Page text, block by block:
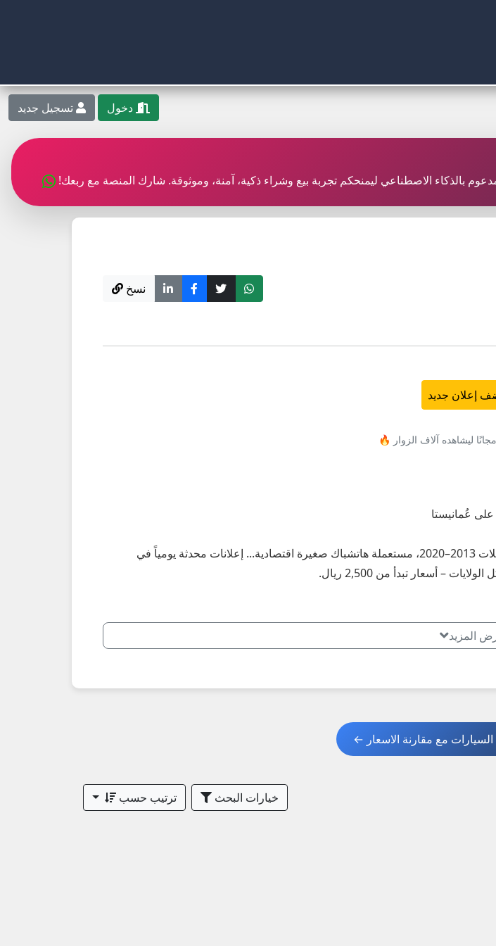
دخول تسجيل جديد
بالذكاء الاصطناعي ليمنحكم تجربة بيع وشراء ذكية، آمنة، وموثوقة. شارك المنصة مع ربعك!
نسخ
ليشاهده آلاف الزوار 🔥
أكبر تجمع لإعلانات شيفروليه سبارك في سلطنة عمان: سبارك 1.0، 1.2، موديلات 2013–2020، مستعملة هاتشباك صغيرة اقتصادية... إعلانات محدثة يومياً في
– أسعار تبدأ من 2,500 ريال.
المزيد
مع مقارنة الاسعار ←
خيارات البحث ترتيب حسب